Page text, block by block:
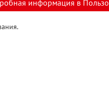
информация в